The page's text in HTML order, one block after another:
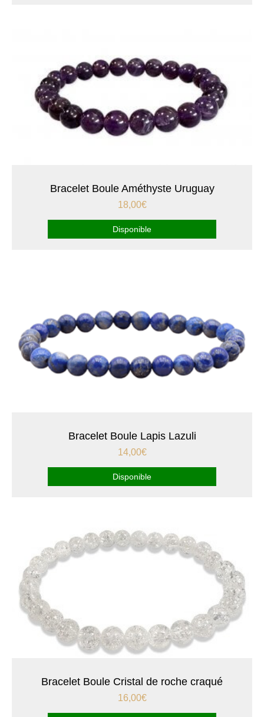
Bracelet Boule Améthyste Uruguay
18,00€
Disponible
Bracelet Boule Lapis Lazuli
14,00€
Disponible
Bracelet Boule Cristal de roche craqué
16,00€